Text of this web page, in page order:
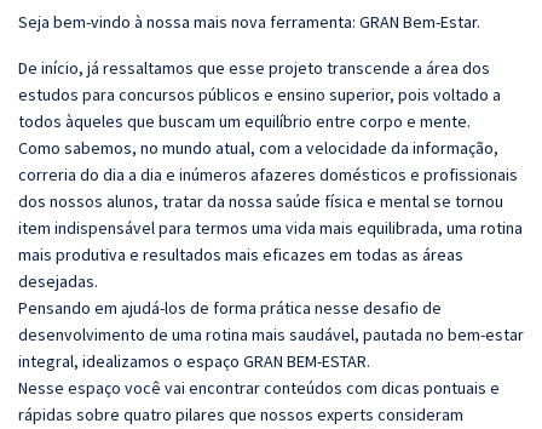
Seja bem-vindo à nossa mais nova ferramenta: GRAN Bem-Estar.
De início, já ressaltamos que esse projeto transcende a área dos
estudos para concursos públicos e ensino superior, pois voltado a
todos àqueles que buscam um equilíbrio entre corpo e mente.
Como sabemos, no mundo atual, com a velocidade da informação,
correria do dia a dia e inúmeros afazeres domésticos e profissionais
dos nossos alunos, tratar da nossa saúde física e mental se tornou
item indispensável para termos uma vida mais equilibrada, uma rotina
mais produtiva e resultados mais eficazes em todas as áreas
desejadas.
Pensando em ajudá-los de forma prática nesse desafio de
desenvolvimento de uma rotina mais saudável, pautada no bem-estar
integral, idealizamos o espaço GRAN BEM-ESTAR.
Nesse espaço você vai encontrar conteúdos com dicas pontuais e
rápidas sobre quatro pilares que nossos experts consideram